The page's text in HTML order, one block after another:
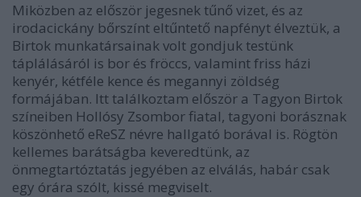
Miközben az először jegesnek tűnő vizet, és az
irodacickány bőrszínt eltűntető napfényt élveztük, a
Birtok munkatársainak volt gondjuk testünk
táplálásáról is bor és fröccs, valamint friss házi
kenyér, kétféle kence és megannyi zöldség
formájában. Itt találkoztam először a Tagyon Birtok
színeiben Hollósy Zsombor fiatal, tagyoni borásznak
köszönhető eReSZ névre hallgató borával is. Rögtön
kellemes barátságba keveredtünk, az
önmegtartóztatás jegyében az elválás, habár csak
egy órára szólt, kissé megviselt.